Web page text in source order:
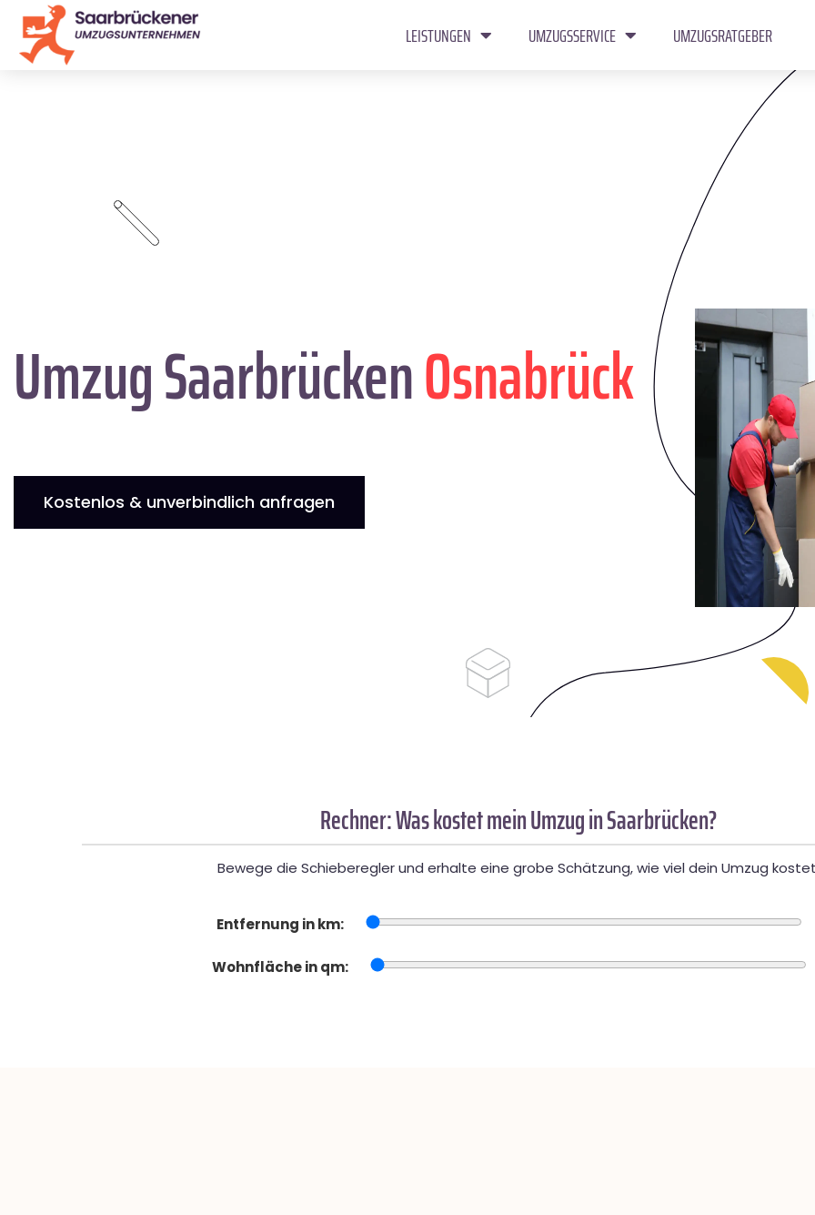
LEISTUNGEN UMZUGSSERVICE UMZUGSRATGEBER
Umzug SaarbrückenOsnabrück
Kostenlos & unverbindlich anfragen
Rechner: Was kostet mein Umzug in Saarbrücken?
Bewege die Schieberegler und erhalte eine grobe Schätzung, wie viel dein Umzug
Entfernung in km:
Wohnfläche in qm: